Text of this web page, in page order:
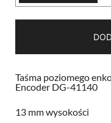
Taśma poziomego
Encoder DG-41140
13 mm wysokości